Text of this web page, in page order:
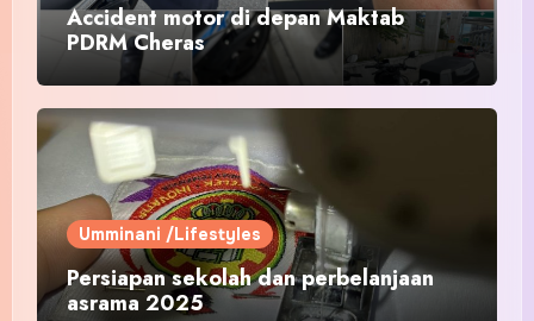
Accident motor di depan Maktab
PDRM Cheras
Umminani /Lifestyles
Persiapan sekolah dan perbelanjaan
asrama 2025